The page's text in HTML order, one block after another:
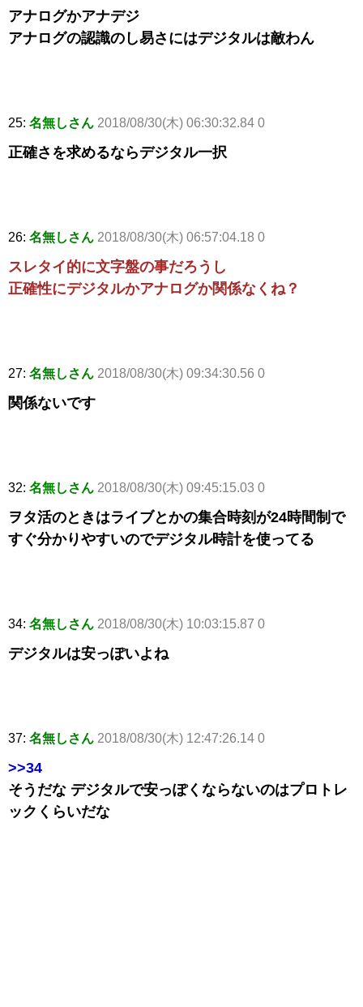
アナログかアナデジ
アナログの認識のし易さにはデジタルは敵わん
25: 名無しさん 2018/08/30(木) 06:30:32.84 0
正確さを求めるならデジタル一択
26: 名無しさん 2018/08/30(木) 06:57:04.18 0
スレタイ的に文字盤の事だろうし
正確性にデジタルかアナログか関係なくね？
27: 名無しさん 2018/08/30(木) 09:34:30.56 0
関係ないです
32: 名無しさん 2018/08/30(木) 09:45:15.03 0
ヲタ活のときはライブとかの集合時刻が24時間制で
すぐ分かりやすいのでデジタル時計を使ってる
34: 名無しさん 2018/08/30(木) 10:03:15.87 0
デジタルは安っぽいよね
37: 名無しさん 2018/08/30(木) 12:47:26.14 0
>>34
そうだな デジタルで安っぽくならないのはプロトレ
ックくらいだな